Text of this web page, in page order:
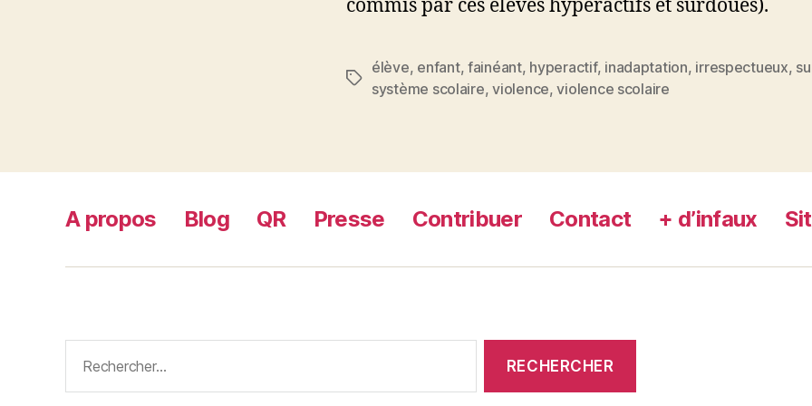
commis par ces élèves hyperactifs et surdoués).
Étiquettes
élève, enfant, fainéant, hyperactif, inadaptation, irrespectueux,
système scolaire,violence,violence scolaire
A propos Blog QR Presse Contribuer Contact + d’infaux